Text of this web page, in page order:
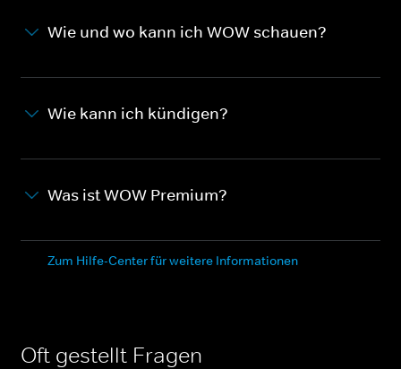
Wie und wo kann ich WOW schauen?
Wie kann ich kündigen?
Was ist WOW Premium?
Zum Hilfe-Center für weitere Informationen
Oft gestellt Fragen